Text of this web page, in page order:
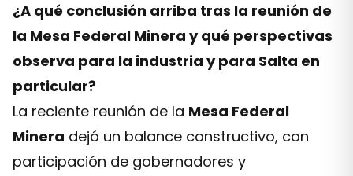
¿A qué conclusión arriba tras la reunión de
la Mesa Federal Minera y qué perspectivas
observa para la industria y para Salta en
particular?
La reciente reunión de la Mesa Federal
Minera dejó un balance constructivo, con
participación de gobernadores y